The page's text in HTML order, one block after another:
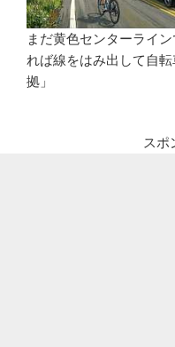
まだ黄色センターライ
れば線をはみ出して自
拠」
スポ